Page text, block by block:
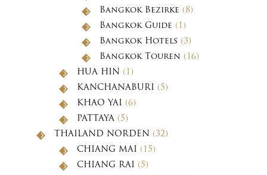
Bangkok Bezirke (8)
Bangkok Guide (1)
Bangkok Hotels (3)
Bangkok Touren (16)
HUA HIN (1)
KANCHANABURI (5)
KHAO YAI (6)
PATTAYA (5)
THAILAND NORDEN (32)
CHIANG MAI (15)
CHIANG RAI (5)